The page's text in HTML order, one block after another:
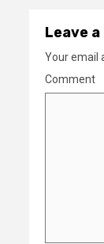
Leave a
Your email
Comment